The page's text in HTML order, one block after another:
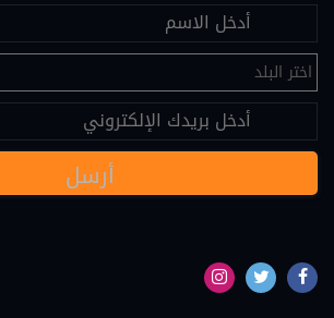
علم النفس (25)
تحكيم (24)
عقود دولية (24)
نصوص قانونية (20)
مسؤولية طبية (19)
نماذج دعاوى ونماذج عقود (16)